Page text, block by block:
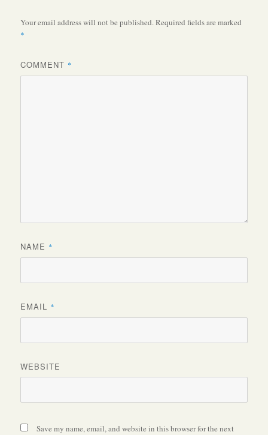
Your email address will not be published.Required fields are marked
*
COMMENT *
NAME *
EMAIL *
WEBSITE
Save my name, email, and website in this browser for the next